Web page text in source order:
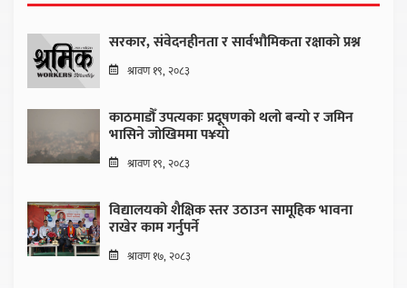
सरकार, संवेदनहीनता र सार्वभौमिकता रक्षाको प्रश्न
श्रावण १९, २०८३
काठमाडौँ उपत्यकाः प्रदूषणको थलो बन्यो र जमिन
भासिने जोखिममा प¥यो
श्रावण १९, २०८३
विद्यालयको शैक्षिक स्तर उठाउन सामूहिक भावना
राखेर काम गर्नुपर्ने
श्रावण १७, २०८३